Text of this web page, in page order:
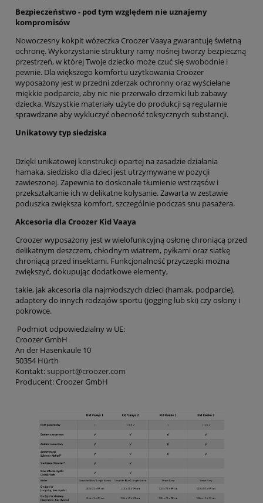
Bezpieczeństwo - pod tym względem nie uznajemy
kompromisów
Nowoczesny kokpit wózeczka Croozer Vaaya gwarantuję świetną
ochronę. Wykorzystanie struktury ramy nośnej tworzy bezpieczną
przestrzeń, w której Twoje dziecko może czuć się swobodnie i
pewnie. Dla większego komfortu użytkowania Croozer
wyposażony jest w przedni zderzak ochronny oraz wyściełane
miękkie podparcie, aby nic nie przerwało drzemki lub zabawy
dziecka. Wszystkie materiały użyte do produkcji są regularnie
sprawdzane aby wykluczyć obecność toksycznych substancji.
Unikatowy typ siedziska
Dzięki unikatowej konstrukcji opartej na zasadzie działania
hamaka, siedzisko dla dzieci jest utrzymywane w pozycji
zawieszonej. Zapewnia to doskonałe tłumienie wstrząsów i
przekształcanie ich w delikatne kołysanie. Zawarta w zestawie
poduszka zwiększa komfort, szczególnie podczas snu pasażera.
Akcesoria dla Croozer Kid Vaaya
Croozer wyposażony jest w wielofunkcyjną osłonę chroniącą przed
delikatnym deszczem, chłodnym wiatrem, pyłkami oraz siatkę
chroniącą przed insektami. Funkcjonalność przyczepki można
zwiększyć, dokupując dodatkowe elementy,
takie, jak akcesoria dla najmłodszych dzieci (hamak, podparcie),
adaptery do innych rodzajów sportu (jogging lub ski) czy osłony i
pokrowce.
Podmiot odpowiedzialny w UE:
Croozer GmbH
An der Hasenkaule 10
50354 Hürth
Kontakt:support@croozer.com
Producent: Croozer GmbH